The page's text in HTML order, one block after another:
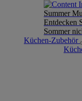
Summer
Entdecken
Sommer
Küchen-Zubehör